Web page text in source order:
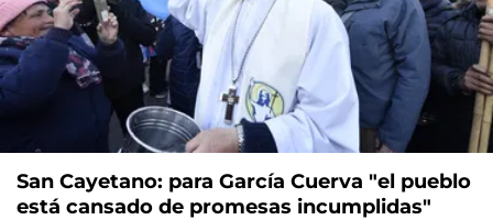
San Cayetano: para García Cuerva "el pueblo
está cansado de promesas incumplidas"